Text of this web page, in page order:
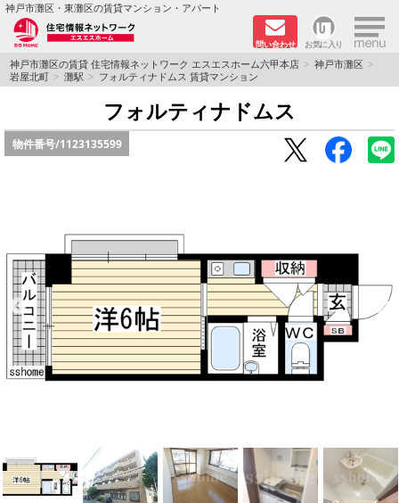
神戸市灘区・東灘区の賃貸マンション・アパート
問い合わせ お気に入り ×
TOPページ
学生さん向け物件
ペット飼育可物件
路線·駅から探す
地域から探す
地図から探す
メールでお問い合わせ
神戸市灘区の賃貸 住宅情報ネットワーク エスエスホーム六甲本店
神戸市灘区
岩屋北町
灘駅 フォルティナドムス 賃貸マンション
フォルティナドムス
物件番号/1123135599